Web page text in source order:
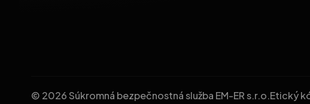
© 2026 Súkromná bezpečnostná služba EM-ER s.r.o.Etický